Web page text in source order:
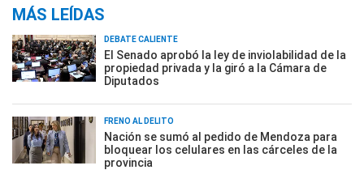
MÁS LEÍDAS
DEBATE CALIENTE
El Senado aprobó la ley de inviolabilidad de la
propiedad privada y la giró a la Cámara de
Diputados
FRENO AL DELITO
Nación se sumó al pedido de Mendoza para
bloquear los celulares en las cárceles de la
provincia